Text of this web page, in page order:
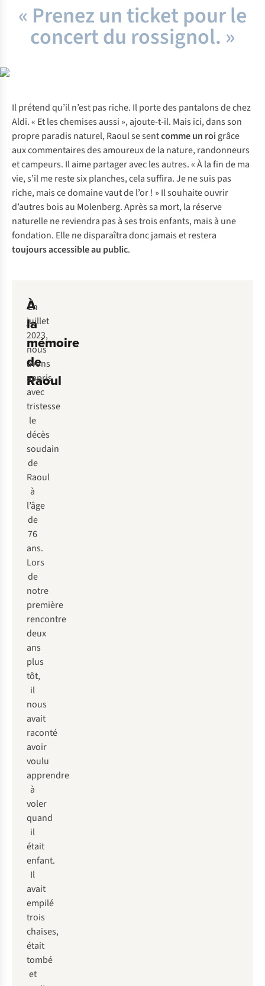
« Prenez un ticket pour le
concert du rossignol. »
Il prétend qu’il n’est pas riche. Il porte des pantalons de chez
Aldi. « Et les chemises aussi », ajoute-t-il. Mais ici, dans son
propre paradis naturel, Raoul se sentcomme un roi grâce
aux commentaires des amoureux de la nature, randonneurs
et campeurs. Il aime partager avec les autres. « À la fin de ma
vie, s’il me reste six planches, cela suffira. Je ne suis pas
riche, mais ce domaine vaut de l’or ! » Il souhaite ouvrir
d’autres bois au Molenberg. Après sa mort, la réserve
naturelle ne reviendra pas à ses trois enfants, mais à une
fondation. Elle ne disparaîtra donc jamais et restera
toujours accessible au public.
À
la
mémoire
de
Raoul
En
juillet
2023,
nous
avons
appris
avec
tristesse
le
décès
soudain
de
Raoul
à
l’âge
de
76
ans.
Lors
de
notre
première
rencontre
deux
ans
plus
tôt,
il
nous
avait
raconté
avoir
voulu
apprendre
à
voler
quand
il
était
enfant.
Il
avait
empilé
trois
chaises,
était
tombé
et